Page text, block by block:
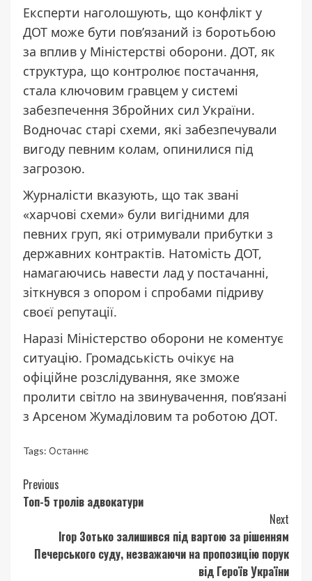
Експерти наголошують, що конфлікт у
ДОТ може бути пов’язаний із боротьбою
за вплив у Міністерстві оборони. ДОТ, як
структура, що контролює постачання,
стала ключовим гравцем у системі
забезпечення Збройних сил України.
Водночас старі схеми, які забезпечували
вигоду певним колам, опинилися під
загрозою.
Журналісти вказують, що так звані
«харчові схеми» були вигідними для
певних груп, які отримували прибутки з
державних контрактів. Натомість ДОТ,
намагаючись навести лад у постачанні,
зіткнувся з опором і спробами підриву
своєї репутації.
Наразі Міністерство оборони не коментує
ситуацію. Громадськість очікує на
офіційне розслідування, яке зможе
пролити світло на звинувачення, пов’язані
з Арсеном Жумаділовим та роботою ДОТ.
Tags: Останнє
Continue
Reading
Previous
Топ-5 тролів адвокатури
Next
Ігор Зотько залишився під вартою за рішенням
Печерського суду, незважаючи на пропозицію порук
від Героїв України